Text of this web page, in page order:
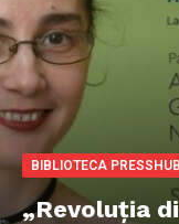
BIBLIOTECA PRESSHUB
„Revoluția